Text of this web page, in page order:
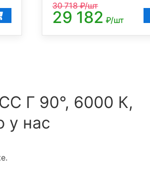
30 718₽/шт
29 182 ₽/шт
Г 90°, 6000 К,
у нас